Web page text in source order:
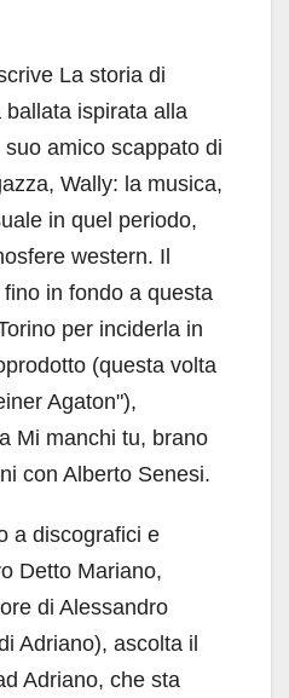
La storia di
ispirata alla
amico scappato di
Wally: la musica,
in quel periodo,
western. Il
in fondo a questa
per inciderla in
(questa volta
Agaton"),
Mi manchi tu, brano
con Alberto Senesi.
a discografici e
Detto Mariano,
di Alessandro
Adriano), ascolta il
Adriano, che sta